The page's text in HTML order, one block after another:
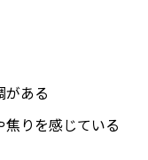
がある
りを感じている